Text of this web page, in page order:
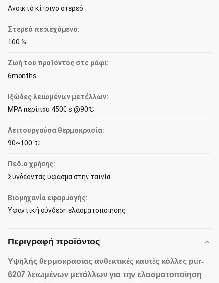
Ανοικτό κίτρινο στερεό
Στερεό περιεχόμενο:
100 %
Ζωή του προϊόντος στο ράφι:
6months
Ιξώδες λειωμένων μετάλλων:
MPA περίπου 4500·s @90℃
Λειτουργούσα θερμοκρασία:
90~100 ℃
Πεδίο χρήσης:
Συνδέοντας ύφασμα στην ταινία
Βιομηχανία εφαρμογής:
Υφαντική σύνδεση ελασματοποίησης
Περιγραφή προϊόντος
Υψηλής θερμοκρασίας ανθεκτικές καυτές κόλλες pur-
6207 λειωμένων μετάλλων για την ελασματοποίηση